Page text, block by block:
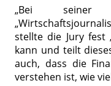
„Bei
stellte die Jury fest
kann und teilt
auch, dass die
verstehen ist, wie